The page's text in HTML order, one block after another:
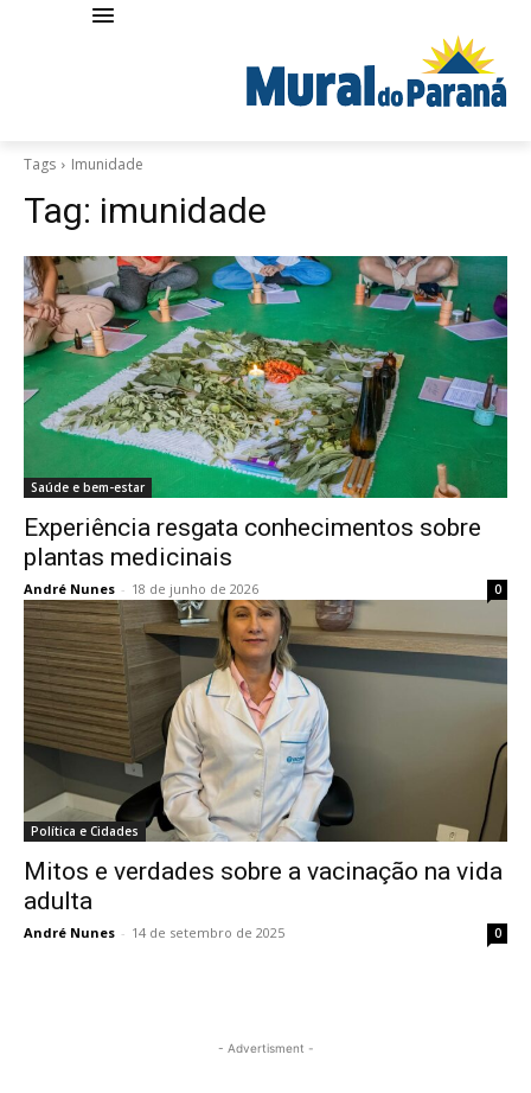
Tags Imunidade
Tag: imunidade
Saúde e bem-estar
Experiência resgata conhecimentos sobre
plantas medicinais
André Nunes - 18 de junho de 2026 0
Política e Cidades
Mitos e verdades sobre a vacinação na vida
adulta
André Nunes - 14 de setembro de 2025 0
- Advertisment -